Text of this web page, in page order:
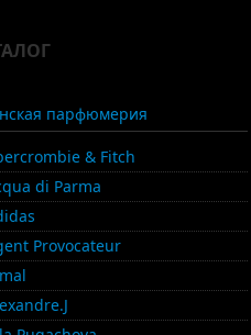
парфюмерия
& Fitch
di Parma
Provocateur